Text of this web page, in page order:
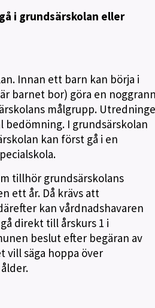
i grundsärskolan eller
Innan ett barn kan börja i
barnet bor) göra en noggrann
målgrupp.
bedömning. I grundsärskolan
kan först gå i en
tillhör grundsärskolans
ett år. Då krävs att
kan vårdnadshavaren
direkt till årskurs 1 i
beslut efter begäran av
vill säga hoppa över